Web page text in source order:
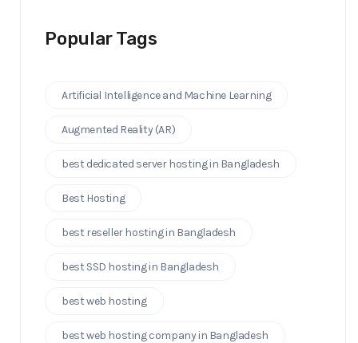
Popular Tags
Artificial Intelligence ‍and Machine Learning
Augmented Reality (AR)
best dedicated server hosting in Bangladesh
Best Hosting
best reseller hosting in Bangladesh
best SSD hosting in Bangladesh
best web hosting
best web hosting company in Bangladesh